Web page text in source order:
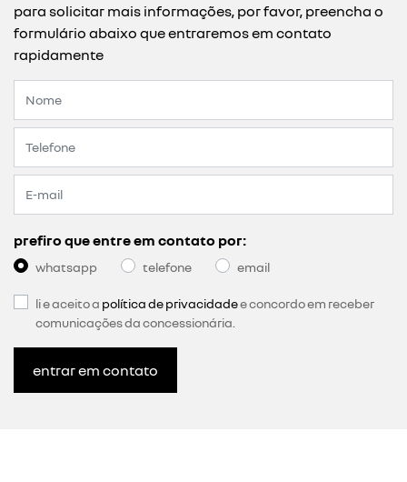
para solicitar mais informações, por favor, preencha o
formulário abaixo que entraremos em contato
rapidamente
prefiro que entre em contato por:
whatsapp telefone email
li e aceito a política de privacidadee concordo em receber
comunicações da concessionária.
entrar em contato